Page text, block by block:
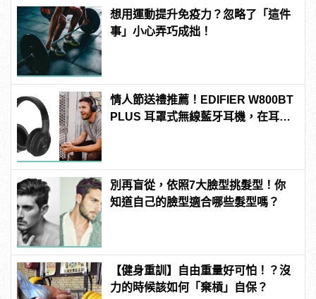
想用運動提升免疫力？忽略了「這件
事」小心弄巧成拙！
情人節送禮推薦！EDIFIER W800BT
PLUS 耳罩式無線藍牙耳機，在耳邊
別再盲從，依照7大臉型挑髮型！你
知道自己的臉型適合哪些髮型嗎？
【健身重訓】自由重量好可怕！？沒
力的時候該如何「棄槓」自保？